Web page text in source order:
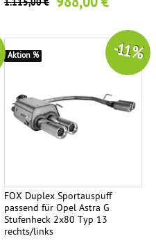
1.115,00 €
FOX Duplex Sportauspuff
passend für Opel Astra G
Stufenheck 2x80 Typ 13
rechts/links
-11 %
Aktion %